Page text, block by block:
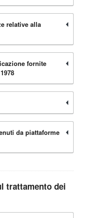
relative alla
fornite
da piattaforme
trattamento dei